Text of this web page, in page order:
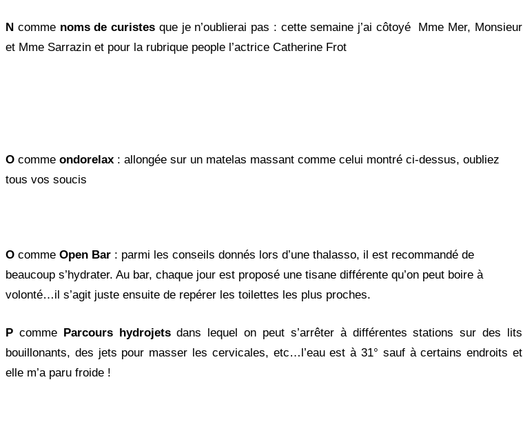
N comme noms de curistes que je n’oublierai pas : cette semaine j’ai côtoyé Mme Mer, Monsieur
et Mme Sarrazin et pour la rubrique people l’actrice Catherine Frot
O comme ondorelax : allongée sur un matelas massant comme celui montré ci-dessus, oubliez
tous vos soucis
O comme Open Bar : parmi les conseils donnés lors d’une thalasso, il est recommandé de
beaucoup s’hydrater. Au bar, chaque jour est proposé une tisane différente qu’on peut boire à
volonté…il s’agit juste ensuite de repérer les toilettes les plus proches.
P comme Parcours hydrojetsdans lequel on peut s’arrêter à différentes stations sur des lits
bouillonants, des jets pour masser les cervicales, etc…l’eau est à 31° sauf à certains endroits et
elle m’a paru froide !